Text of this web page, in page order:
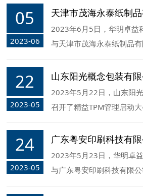
05
2023-06
2023年6月5日，华明卓益
与天津市茂海永泰纸制品
管理咨询项目！
22
2023-05
2023年5月22日，山东阳
召开了精益TPM管理启动
24
2023-05
2023年5月23日，华明卓
与广东粤安印刷科技有限
管理咨询项目！